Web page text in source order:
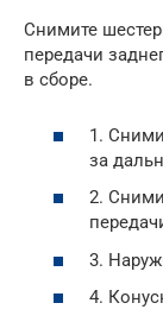
Снимите
передачи
в сборе.
1.
за
2.
3.
4.